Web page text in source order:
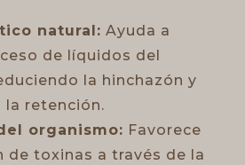
natural: Ayuda a
de líquidos del
la hinchazón y
retención.
organismo: Favorece
de toxinas a través de la